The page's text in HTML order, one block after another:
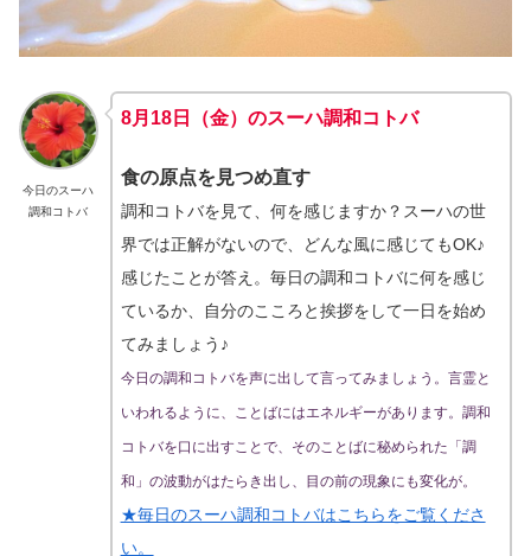
今日のスーハ
調和コトバ
8月18日（金）のスーハ調和コトバ
食の原点を見つめ直す
調和コトバを見て、何を感じますか？スーハの世
界では正解がないので、どんな風に感じてもOK♪
感じたことが答え。毎日の調和コトバに何を感じ
ているか、自分のこころと挨拶をして一日を始め
てみましょう♪
今日の調和コトバを声に出して言ってみましょう。言霊と
いわれるように、ことばにはエネルギーがあります。調和
コトバを口に出すことで、そのことばに秘められた「調
和」の波動がはたらき出し、目の前の現象にも変化が。
★毎日のスーハ調和コトバはこちらをご覧くださ
い。